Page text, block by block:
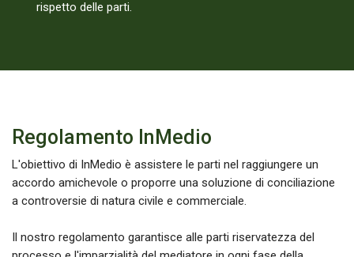
rispetto delle parti.
Regolamento InMedio
L'obiettivo di InMedio è assistere le parti nel raggiungere un
accordo amichevole o proporre una soluzione di conciliazione
a controversie di natura civile e commerciale.
Il nostro regolamento garantisce alle parti riservatezza del